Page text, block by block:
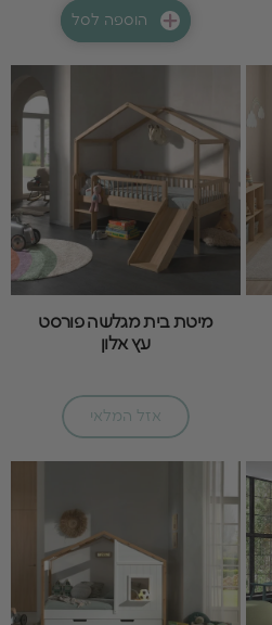
הוספה לסל
מיטת בית מגלשה פורסט
עץ אלון
אזל המלאי